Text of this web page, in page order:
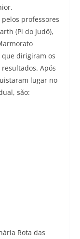
professores
(Pi do Judô),
dirigiram os
Após
lugar no
são:
Rota das